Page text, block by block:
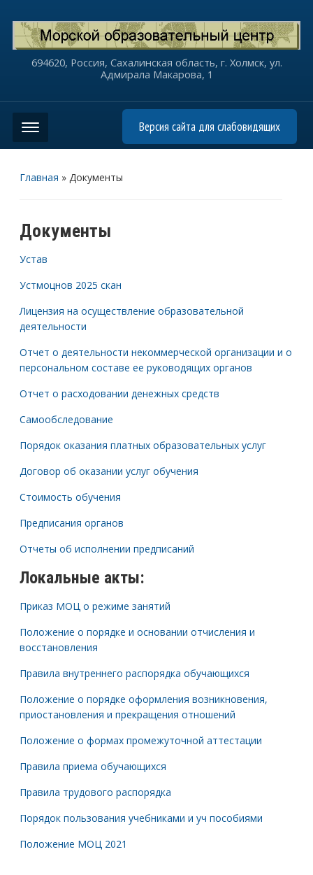
694620, Россия, Сахалинская область, г. Холмск, ул.
Адмирала Макарова, 1
Версия сайта для слабовидящих
Главная » Документы
Документы
Устав
Устмоцнов 2025 скан
Лицензия на осуществление образовательной
деятельности
Отчет о деятельности некоммерческой организации и о
персональном составе ее руководящих органов
Отчет о расходовании денежных средств
Самообследование
Порядок оказания платных образовательных услуг
Договор об оказании услуг обучения
Стоимость обучения
Предписания органов
Отчеты об исполнении предписаний
Локальные акты:
Приказ МОЦ о режиме занятий
Положение о порядке и основании отчисления и
восстановления
Правила внутреннего распорядка обучающихся
Положение о порядке оформления возникновения,
приостановления и прекращения отношений
Положение о формах промежуточной аттестации
Правила приема обучающихся
Правила трудового распорядка
Порядок пользования учебниками и уч пособиями
Положение МОЦ 2021